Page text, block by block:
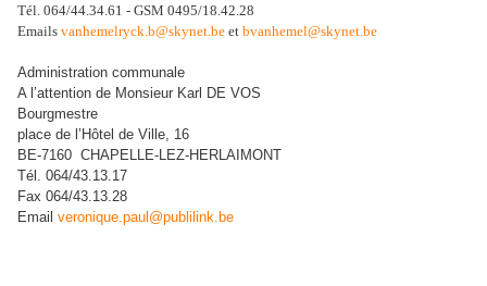
Tél. 064/44.34.61 - GSM 0495/18.42.28
Emails vanhemelryck.b@skynet.be et bvanhemel@skynet.be
Administration communale
A l’attention de Monsieur Karl DE VOS
Bourgmestre
place de l’Hôtel de Ville, 16
BE‑7160 CHAPELLE‑LEZ‑HERLAIMONT
Tél. 064/43.13.17
Fax 064/43.13.28
Email veronique.paul@publilink.be